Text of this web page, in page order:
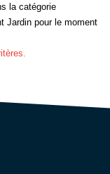
la catégorie
Jardin pour le moment